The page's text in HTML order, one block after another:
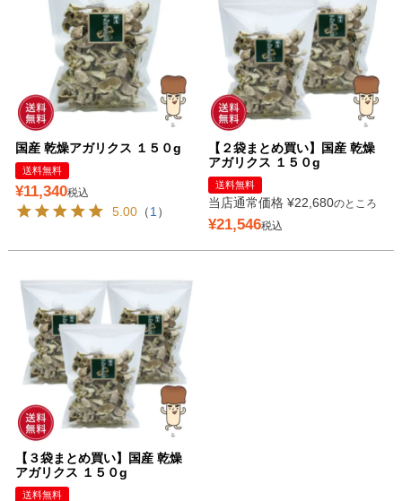
国産 乾燥アガリクス １５０g
送料無料
¥11,340税込
5.00（1 ）
【２袋まとめ買い】国産 乾燥
アガリクス １５０g
送料無料
当店通常価格 ¥22,680のところ
¥21,546税込
【３袋まとめ買い】国産 乾燥
アガリクス １５０g
送料無料